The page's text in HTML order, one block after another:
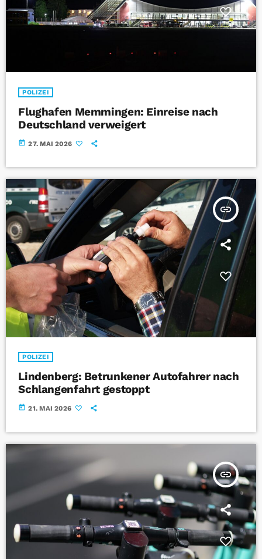
POLIZEI
Flughafen Memmingen: Einreise nach
Deutschland verweigert
today 27. MAI 2026
insert_link
POLIZEI
Lindenberg: Betrunkener Autofahrer nach
Schlangenfahrt gestoppt
today 21. MAI 2026
insert_link